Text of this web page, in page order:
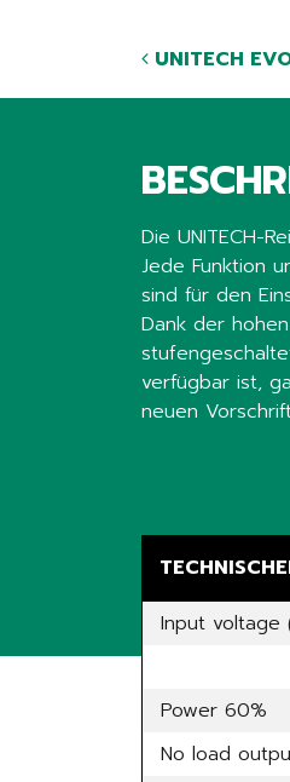
UNITECH
Die UNITECH-
Jede Funktion
sind für den
Dank der
verfügbar ist,
neuen
Input voltage
Power 60%
No load